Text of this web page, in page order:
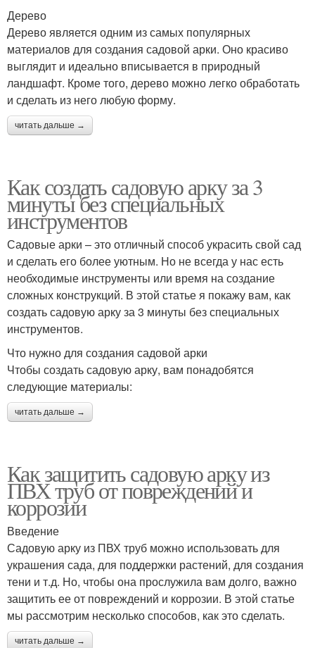
Дерево
Дерево является одним из самых популярных
материалов для создания садовой арки. Оно красиво
выглядит и идеально вписывается в природный
ландшафт. Кроме того, дерево можно легко обработать
и сделать из него любую форму.
читать дальше →
Как создать садовую арку за 3
минуты без специальных
инструментов
Садовые арки – это отличный способ украсить свой сад
и сделать его более уютным. Но не всегда у нас есть
необходимые инструменты или время на создание
сложных конструкций. В этой статье я покажу вам, как
создать садовую арку за 3 минуты без специальных
инструментов.
Что нужно для создания садовой арки
Чтобы создать садовую арку, вам понадобятся
следующие материалы:
читать дальше →
Как защитить садовую арку из
ПВХ труб от повреждений и
коррозии
Введение
Садовую арку из ПВХ труб можно использовать для
украшения сада, для поддержки растений, для создания
тени и т.д. Но, чтобы она прослужила вам долго, важно
защитить ее от повреждений и коррозии. В этой статье
мы рассмотрим несколько способов, как это сделать.
читать дальше →